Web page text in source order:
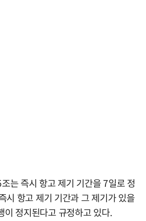
는 즉시 항고 제기 기간을 7일로 정
시 항고 제기 기간과 그 제기가 있을
이 정지된다고 규정하고 있다.